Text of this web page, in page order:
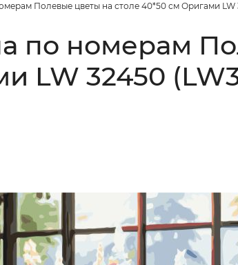
Полевые цветы на столе 40*50 см Оригами LW
по номерам
LW 32450